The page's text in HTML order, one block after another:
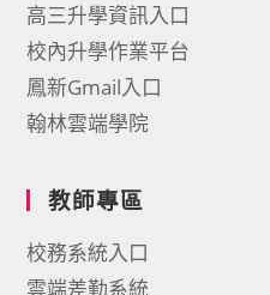
高三升學資訊入口
校內升學作業平台
鳳新Gmail入口
翰林雲端學院
教師專區
校務系統入口
雲端差勤系統